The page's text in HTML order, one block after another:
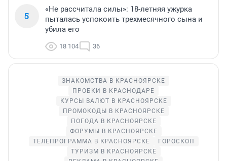
5
«Не рассчитала силы»: 18-летняя ужурка
пыталась успокоить трехмесячного сына и
убила его
18 104 36
ЗНАКОМСТВА В КРАСНОЯРСКЕ
ПРОБКИ В КРАСНОДАРЕ
КУРСЫ ВАЛЮТ В КРАСНОЯРСКЕ
ПРОМОКОДЫ В КРАСНОЯРСКЕ
ПОГОДА В КРАСНОЯРСКЕ
ФОРУМЫ В КРАСНОЯРСКЕ
ТЕЛЕПРОГРАММА В КРАСНОЯРСКЕ
ГОРОСКОП
ТУРИЗМ В КРАСНОЯРСКЕ